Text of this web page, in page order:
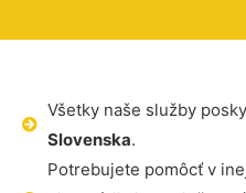
Všetky naše služby
Slovenska.
Potrebujete pomôcť v